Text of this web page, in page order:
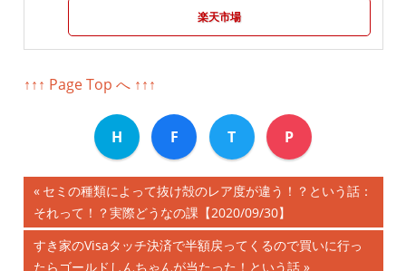
楽天市場
↑↑↑ Page Top へ ↑↑↑
H F T P
投
稿
前
の
記
事:
セミの種類によって抜け殻のレア度が違う！？という話：
それって！？実際どうなの課【2020/09/30】
次
の
すき家のVisaタッチ決済で半額戻ってくるので買いに行っ
たらゴールドしんちゃんが当たった！という話